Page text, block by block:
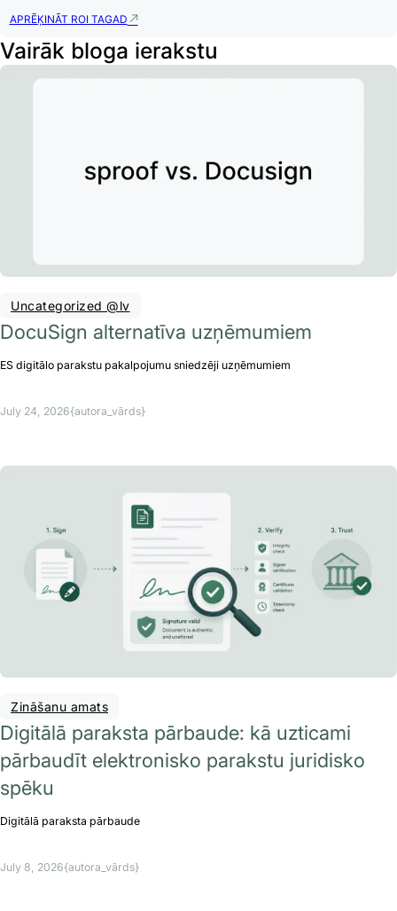
APRĒĶINĀT ROI TAGAD
Vairāk bloga ierakstu
Uncategorized @lv
DocuSign alternatīva uzņēmumiem
ES digitālo parakstu pakalpojumu sniedzēji uzņēmumiem
July 24, 2026{autora_vārds}
Zināšanu amats
Digitālā paraksta pārbaude: kā uzticami
pārbaudīt elektronisko parakstu juridisko
spēku
Digitālā paraksta pārbaude
July 8, 2026{autora_vārds}